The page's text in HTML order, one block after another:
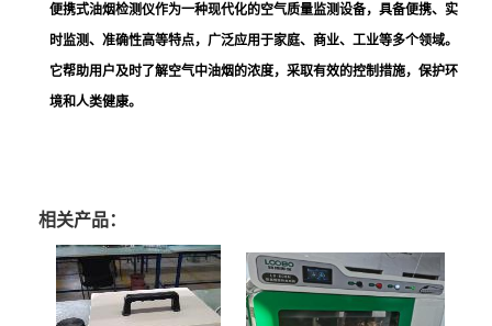
便携式油烟检测仪作为一种现代化的空气质量监测设备，具备便携、实
时监测、准确性高等特点，广泛应用于家庭、商业、工业等多个领域。
它帮助用户及时了解空气中油烟的浓度，采取有效的控制措施，保护环
境和人类健康。
相关产品：